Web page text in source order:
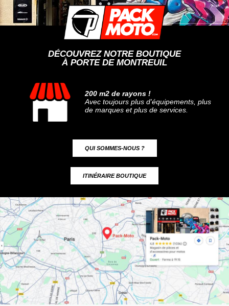
DÉCOUVREZ NOTRE BOUTIQUE
À PORTE DE MONTREUIL
200 m2 de rayons !
Avec toujours plus d'équipements, plus
de marques et plus de services.
QUI SOMMES-NOUS ?
ITINÉRAIRE BOUTIQUE